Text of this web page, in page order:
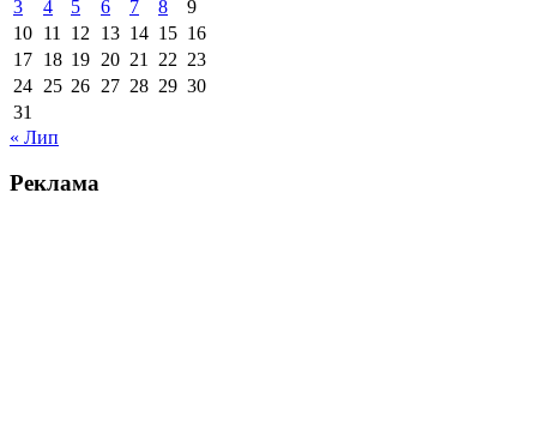
3
4 5 6 7 8
9
10 11 12 13 14 15 16
17 18 19 20 21 22 23
24 25 26 27 28 29 30
31
« Лип
Реклама